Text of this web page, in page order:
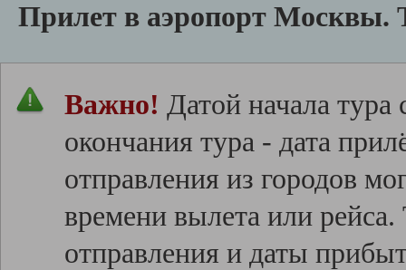
Прилет в аэропорт Москвы.
Важно! Датой начала тура
окончания тура - дата
отправления из городов
времени вылета или
отправления и даты